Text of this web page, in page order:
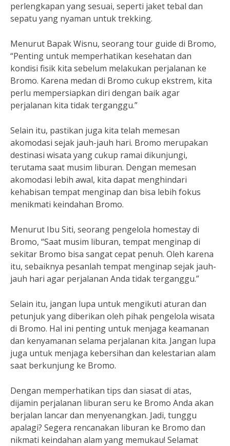
perlengkapan yang sesuai, seperti jaket tebal dan
sepatu yang nyaman untuk trekking.
Menurut Bapak Wisnu, seorang tour guide di Bromo,
“Penting untuk memperhatikan kesehatan dan
kondisi fisik kita sebelum melakukan perjalanan ke
Bromo. Karena medan di Bromo cukup ekstrem, kita
perlu mempersiapkan diri dengan baik agar
perjalanan kita tidak terganggu.”
Selain itu, pastikan juga kita telah memesan
akomodasi sejak jauh-jauh hari. Bromo merupakan
destinasi wisata yang cukup ramai dikunjungi,
terutama saat musim liburan. Dengan memesan
akomodasi lebih awal, kita dapat menghindari
kehabisan tempat menginap dan bisa lebih fokus
menikmati keindahan Bromo.
Menurut Ibu Siti, seorang pengelola homestay di
Bromo, “Saat musim liburan, tempat menginap di
sekitar Bromo bisa sangat cepat penuh. Oleh karena
itu, sebaiknya pesanlah tempat menginap sejak jauh-
jauh hari agar perjalanan Anda tidak terganggu.”
Selain itu, jangan lupa untuk mengikuti aturan dan
petunjuk yang diberikan oleh pihak pengelola wisata
di Bromo. Hal ini penting untuk menjaga keamanan
dan kenyamanan selama perjalanan kita. Jangan lupa
juga untuk menjaga kebersihan dan kelestarian alam
saat berkunjung ke Bromo.
Dengan memperhatikan tips dan siasat di atas,
dijamin perjalanan liburan seru ke Bromo Anda akan
berjalan lancar dan menyenangkan. Jadi, tunggu
apalagi? Segera rencanakan liburan ke Bromo dan
nikmati keindahan alam yang memukau! Selamat